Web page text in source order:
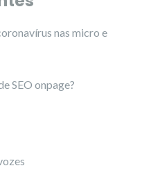
nas micro e
SEO onpage?